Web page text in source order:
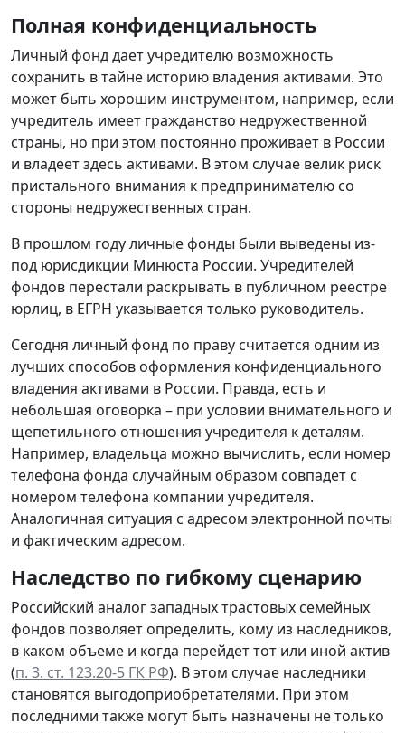
Полная конфиденциальность
Личный фонд дает учредителю возможность
сохранить в тайне историю владения активами. Это
может быть хорошим инструментом, например, если
учредитель имеет гражданство недружественной
страны, но при этом постоянно проживает в России
и владеет здесь активами. В этом случае велик риск
пристального внимания к предпринимателю со
стороны недружественных стран.
В прошлом году личные фонды были выведены из-
под юрисдикции Минюста России. Учредителей
фондов перестали раскрывать в публичном реестре
юрлиц, в ЕГРН указывается только руководитель.
Сегодня личный фонд по праву считается одним из
лучших способов оформления конфиденциального
владения активами в России. Правда, есть и
небольшая оговорка – при условии внимательного и
щепетильного отношения учредителя к деталям.
Например, владельца можно вычислить, если номер
телефона фонда случайным образом совпадет с
номером телефона компании учредителя.
Аналогичная ситуация с адресом электронной почты
и фактическим адресом.
Наследство по гибкому сценарию
Российский аналог западных трастовых семейных
фондов позволяет определить, кому из наследников,
в каком объеме и когда перейдет тот или иной актив
(п. 3. ст. 123.20-5 ГК РФ). В этом случае наследники
становятся выгодоприобретателями. При этом
последними также могут быть назначены не только